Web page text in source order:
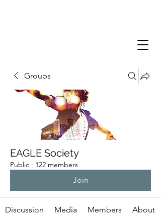
Groups
EAGLE Society
Public · 122 members
Join
Discussion Media Members About